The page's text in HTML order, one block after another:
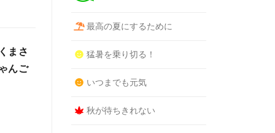
まさ
んご
最高の夏にするために
猛暑を乗り切る！
いつまでも元気
秋が待ちきれない